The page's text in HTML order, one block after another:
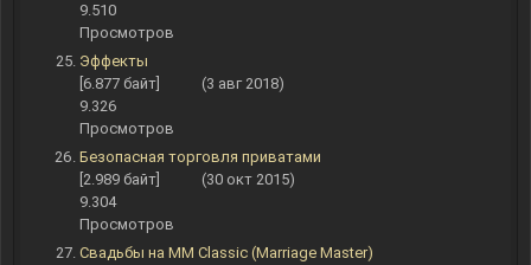
9.510
Просмотров
Эффекты
[6.877 байт]
(3 авг 2018)
9.326
Просмотров
Безопасная торговля приватами
[2.989 байт]
(30 окт 2015)
9.304
Просмотров
Свадьбы на ММ Classic (Marriage Master)